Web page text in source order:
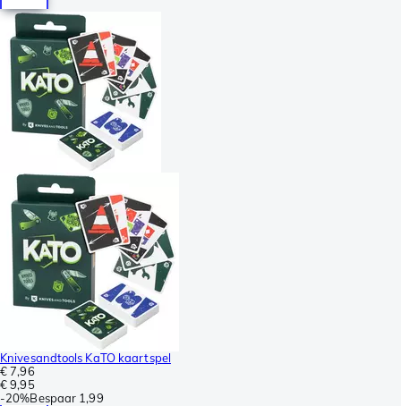
Knivesandtools KaTO kaartspel
€ 7,96
€ 9,95
-20%Bespaar 1,99